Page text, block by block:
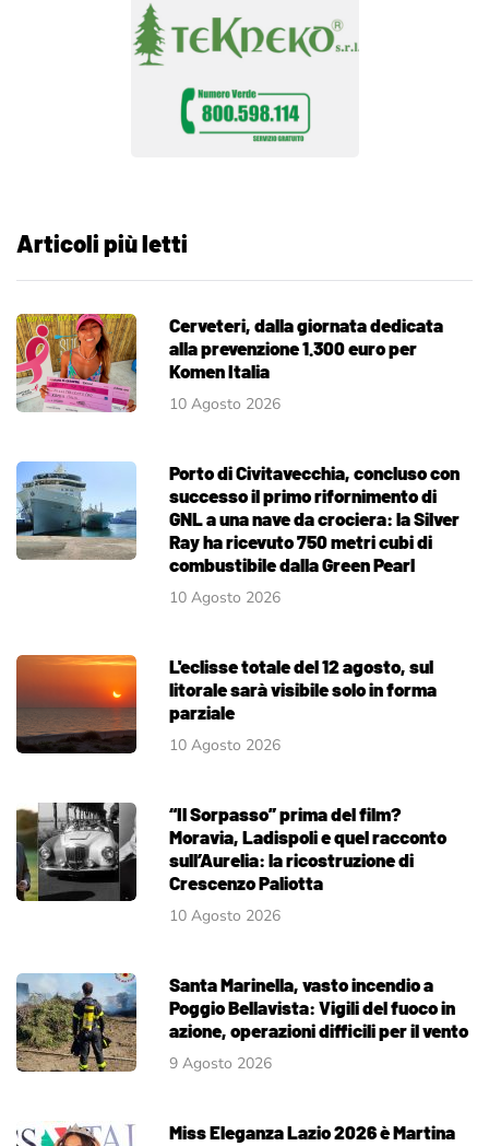
Articoli più letti
Cerveteri, dalla giornata dedicata
alla prevenzione 1.300 euro per
Komen Italia
10 Agosto 2026
Porto di Civitavecchia, concluso con
successo il primo rifornimento di
GNL a una nave da crociera: la Silver
Ray ha ricevuto 750 metri cubi di
combustibile dalla Green Pearl
10 Agosto 2026
L'eclisse totale del 12 agosto, sul
litorale sarà visibile solo in forma
parziale
10 Agosto 2026
“Il Sorpasso” prima del film?
Moravia, Ladispoli e quel racconto
sull’Aurelia: la ricostruzione di
Crescenzo Paliotta
10 Agosto 2026
Santa Marinella, vasto incendio a
Poggio Bellavista: Vigili del fuoco in
azione, operazioni difficili per il vento
9 Agosto 2026
Miss Eleganza Lazio 2026 è Martina